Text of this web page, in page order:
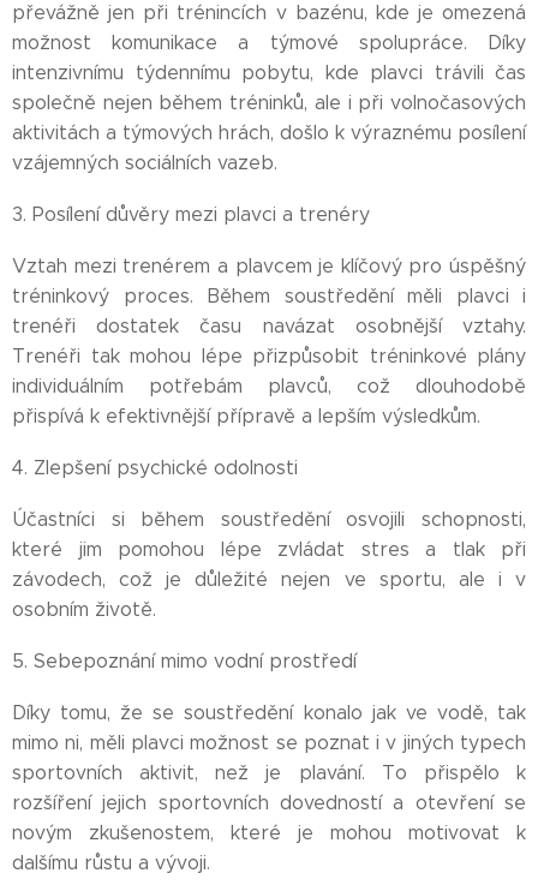
převážně jen při trénincích v bazénu, kde je omezená
možnost komunikace a týmové spolupráce. Díky
intenzivnímu týdennímu pobytu, kde plavci trávili čas
společně nejen během tréninků, ale i při volnočasových
aktivitách a týmových hrách, došlo k výraznému posílení
vzájemných sociálních vazeb.
3. Posílení důvěry mezi plavci a trenéry
Vztah mezi trenérem a plavcem je klíčový pro úspěšný
tréninkový proces. Během soustředění měli plavci i
trenéři dostatek času navázat osobnější vztahy.
Trenéři tak mohou lépe přizpůsobit tréninkové plány
individuálním potřebám plavců, což dlouhodobě
přispívá k efektivnější přípravě a lepším výsledkům.
4. Zlepšení psychické odolnosti
Účastníci si během soustředění osvojili schopnosti,
které jim pomohou lépe zvládat stres a tlak při
závodech, což je důležité nejen ve sportu, ale i v
osobním životě.
5. Sebepoznání mimo vodní prostředí
Díky tomu, že se soustředění konalo jak ve vodě, tak
mimo ni, měli plavci možnost se poznat i v jiných typech
sportovních aktivit, než je plavání. To přispělo k
rozšíření jejich sportovních dovedností a otevření se
novým zkušenostem, které je mohou motivovat k
dalšímu růstu a vývoji.